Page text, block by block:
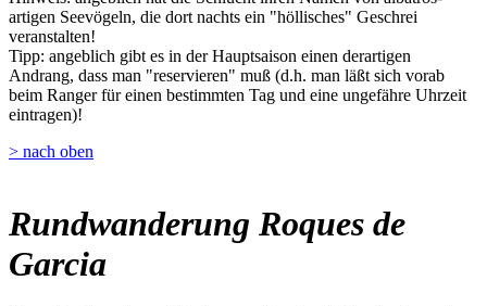
artigen Seevögeln, die dort nachts ein "höllisches" Geschrei
veranstalten!
Tipp: angeblich gibt es in der Hauptsaison einen derartigen
Andrang, dass man "reservieren" muß (d.h. man läßt sich vorab
beim Ranger für einen bestimmten Tag und eine ungefähre Uhrzeit
eintragen)!
> nach oben
Rundwanderung Roques de
Garcia